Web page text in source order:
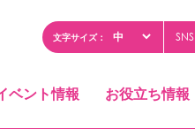
文字サイズ： SNS
ベント情報 お役立ち情報